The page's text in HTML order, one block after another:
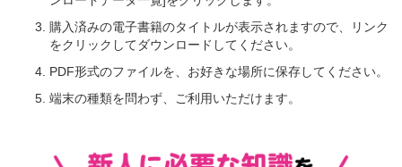
購入済みの電子書籍のタイトルが表示されますので、リンク
をクリックしてダウンロードしてください。
PDF形式のファイルを、お好きな場所に保存してください。
端末の種類を問わず、ご利用いただけます。